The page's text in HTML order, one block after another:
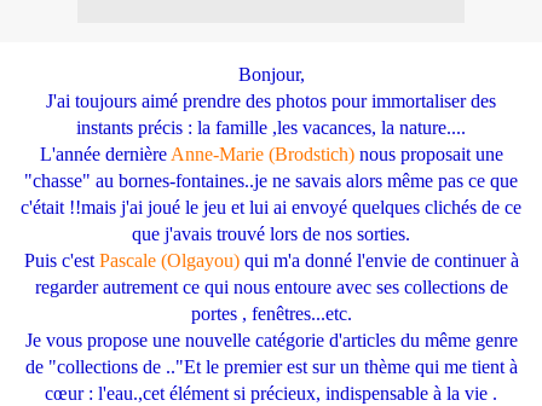
Bonjour,
J'ai toujours aimé prendre des photos pour immortaliser des
instants précis : la famille ,les vacances, la nature....
L'année dernièreAnne-Marie (Brodstich)nous proposait une
"chasse" au bornes-fontaines..je ne savais alors même pas ce que
c'était !!mais j'ai joué le jeu et lui ai envoyé quelques clichés de ce
que j'avais trouvé lors de nos sorties.
Puis c'est Pascale (Olgayou)qui m'a donné l'envie de continuer à
regarder autrement ce qui nous entoure avec ses collections de
portes , fenêtres...etc.
Je vous propose une nouvelle catégorie d'articles du même genre
de "collections de .."Et le premier est sur un thème qui me tient à
cœur : l'eau.,cet élément si précieux, indispensable à la vie .